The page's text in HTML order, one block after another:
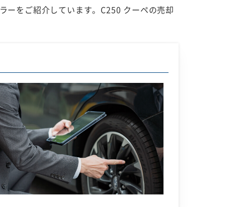
ーをご紹介しています。C250 クーペの売却